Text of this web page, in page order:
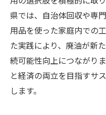
県では、自治体回収や専
用品を使った家庭内での
た実践により、廃油が新
続可能性向上につながり
と経済の両立を目指すサ
します。